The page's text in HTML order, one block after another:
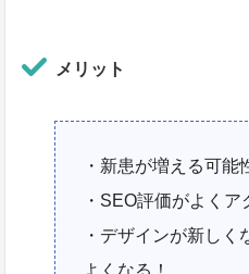
メリット
・新患が増える可能
・SEO評価がよくア
・デザインが新し
よくなる！